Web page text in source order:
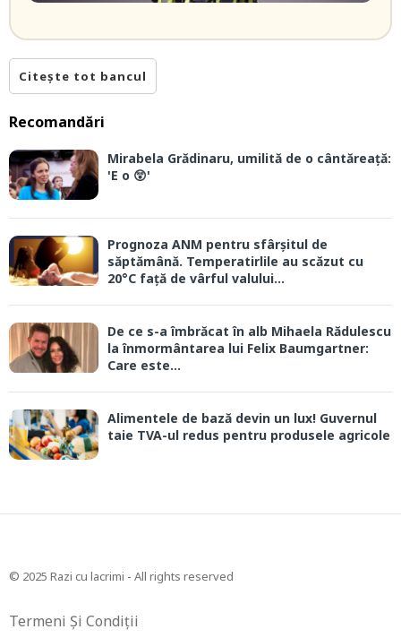
Citește tot bancul
Recomandări
Mirabela Grădinaru, umilită de o cântăreață:
'E o 😲'
Prognoza ANM pentru sfârșitul de
săptămână. Temperatirlile au scăzut cu
20°C față de vârful valului...
De ce s-a îmbrăcat în alb Mihaela Rădulescu
la înmormântarea lui Felix Baumgartner:
Care este...
Alimentele de bază devin un lux! Guvernul
taie TVA-ul redus pentru produsele agricole
© 2025 Razi cu lacrimi - All rights reserved
Termeni Și Condiții